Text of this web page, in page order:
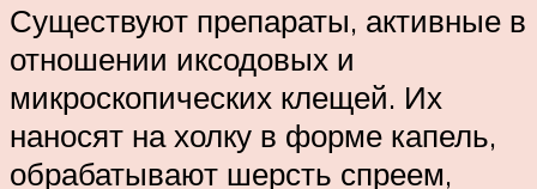
Существуют препараты, активные в
отношении иксодовых и
микроскопических клещей. Их
наносят на холку в форме капель,
обрабатывают шерсть спреем,